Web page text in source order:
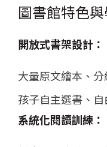
圖書館特色
開放式書架設計：
大量原文繪本、
孩子自主選書、自
系統化閱讀訓練：